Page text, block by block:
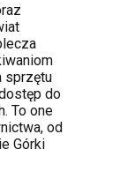
sprzętu
do
To one
od
Górki